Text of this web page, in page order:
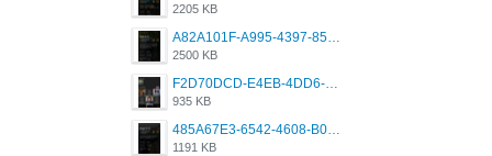
2205 KB
A82A101F-A995-4397-8534-7EB8F89DCCB6.png
2500 KB
F2D70DCD-E4EB-4DD6-B5E2-B307012546D7.png
935 KB
485A67E3-6542-4608-B01F-4376EE148F7C.png
1191 KB